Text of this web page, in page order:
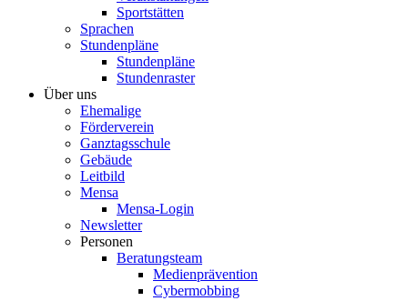
Sportstätten
Sprachen
Stundenpläne
Stundenpläne
Stundenraster
Über uns
Ehemalige
Förderverein
Ganztagsschule
Gebäude
Leitbild
Mensa
Mensa-Login
Newsletter
Personen
Beratungsteam
Medienprävention
Cybermobbing